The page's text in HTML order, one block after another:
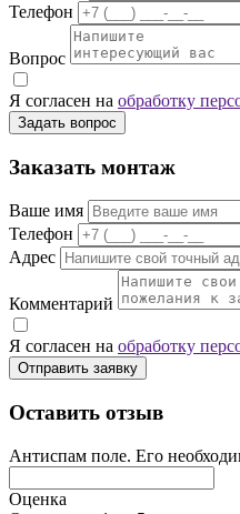
Телефон
Вопрос
Я согласен на обработку
Задать вопрос
Заказать монтаж
Ваше имя
Телефон
Адрес
Комментарий
Я согласен на обработку
Отправить заявку
Оставить отзыв
Антиспам поле. Его
Оценка